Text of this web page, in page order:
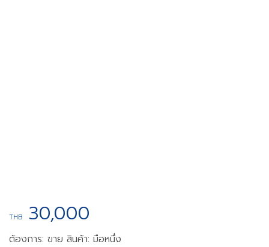
THB 30,000
ต้องการ: ขาย สินค้า: มือหนึ่ง